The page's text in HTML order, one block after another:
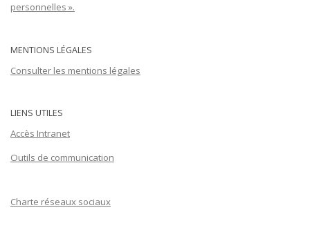
personnelles ».
MENTIONS LÉGALES
Consulter les mentions légales
LIENS UTILES
Accès Intranet
Outils de communication
Charte réseaux sociaux